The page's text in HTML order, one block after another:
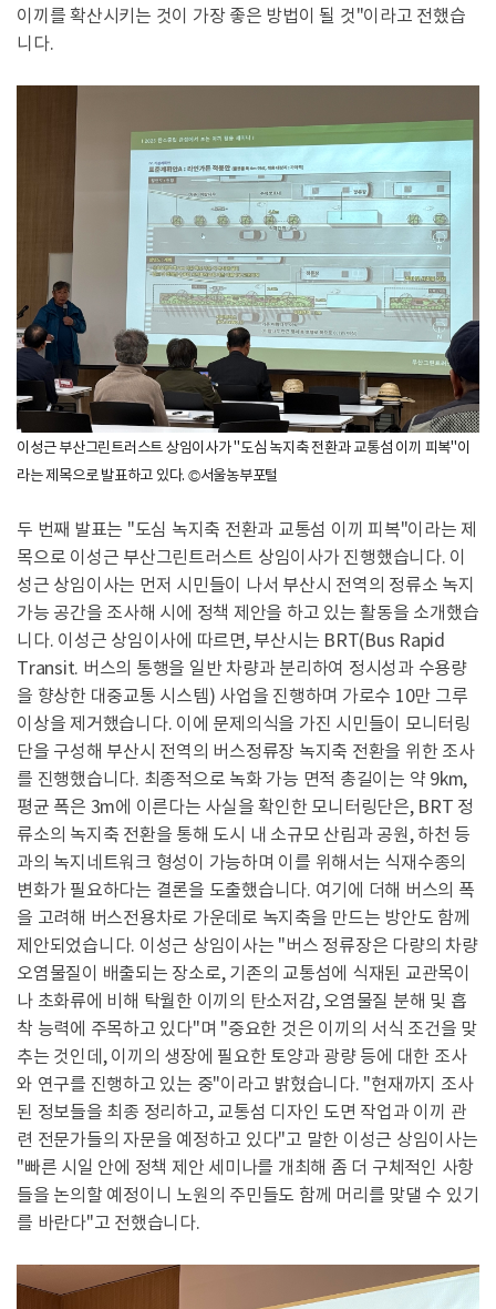
이끼를 확산시키는 것이 가장 좋은 방법이 될 것"이라고 전했습
니다.
이성근 부산그린트러스트 상임이사가 "도심 녹지축 전환과 교통섬 이끼 피복"이
라는 제목으로 발표하고 있다. ©서울농부포털
두 번째 발표는 "도심 녹지축 전환과 교통섬 이끼 피복"이라는 제
목으로 이성근 부산그린트러스트 상임이사가 진행했습니다. 이
성근 상임이사는 먼저 시민들이 나서 부산시 전역의 정류소 녹지
가능 공간을 조사해 시에 정책 제안을 하고 있는 활동을 소개했습
니다. 이성근 상임이사에 따르면, 부산시는 BRT(Bus Rapid
Transit. 버스의 통행을 일반 차량과 분리하여 정시성과 수용량
을 향상한 대중교통 시스템) 사업을 진행하며 가로수 10만 그루
이상을 제거했습니다. 이에 문제의식을 가진 시민들이 모니터링
단을 구성해 부산시 전역의 버스정류장 녹지축 전환을 위한 조사
를 진행했습니다. 최종적으로 녹화 가능 면적 총길이는 약 9km,
평균 폭은 3m에 이른다는 사실을 확인한 모니터링단은, BRT 정
류소의 녹지축 전환을 통해 도시 내 소규모 산림과 공원, 하천 등
과의 녹지네트워크 형성이 가능하며 이를 위해서는 식재수종의
변화가 필요하다는 결론을 도출했습니다. 여기에 더해 버스의 폭
을 고려해 버스전용차로 가운데로 녹지축을 만드는 방안도 함께
제안되었습니다. 이성근 상임이사는 "버스 정류장은 다량의 차량
오염물질이 배출되는 장소로, 기존의 교통섬에 식재된 교관목이
나 초화류에 비해 탁월한 이끼의 탄소저감, 오염물질 분해 및 흡
착 능력에 주목하고 있다"며 "중요한 것은 이끼의 서식 조건을 맞
추는 것인데, 이끼의 생장에 필요한 토양과 광량 등에 대한 조사
와 연구를 진행하고 있는 중"이라고 밝혔습니다. "현재까지 조사
된 정보들을 최종 정리하고, 교통섬 디자인 도면 작업과 이끼 관
련 전문가들의 자문을 예정하고 있다"고 말한 이성근 상임이사는
"빠른 시일 안에 정책 제안 세미나를 개최해 좀 더 구체적인 사항
들을 논의할 예정이니 노원의 주민들도 함께 머리를 맞댈 수 있기
를 바란다"고 전했습니다.